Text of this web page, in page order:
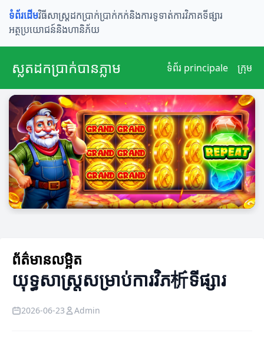
ទំព័រដើមវិធីសាស្រ្តដកប្រាក់ប្រាក់កក់និងការទូទាត់ការវិភាគទីផ្សារ
អត្ថប្រយោជន៍និងហានិភ័យ
ស្លតដកប្រាក់បានភ្លាម ទំព័រ principale ក្រុម
ព័ត៌មានលម្អិត
យុទ្ធសាស្ត្រសម្រាប់ការវិភ析ទីផ្សារ
2026-06-23 Admin